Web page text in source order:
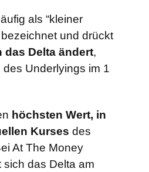
als “kleiner
und drückt
das Delta ändert,
Underlyings im 1
höchsten Wert, in
Kurses des
At The Money
sich das Delta am